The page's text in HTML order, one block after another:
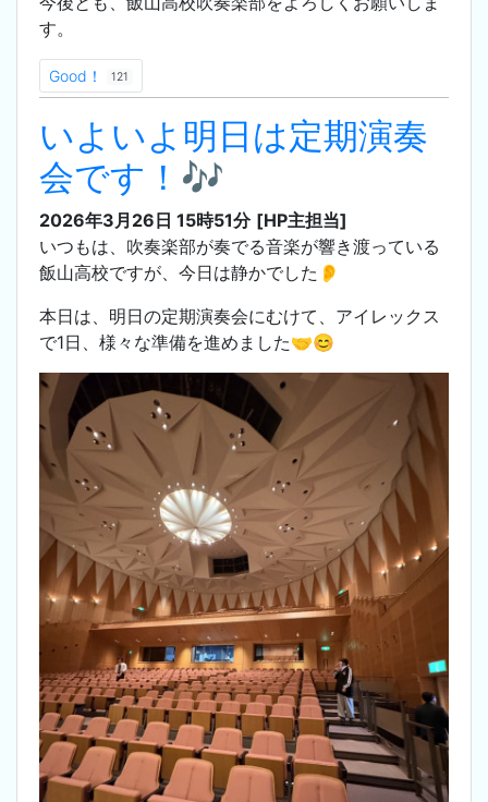
す。
Good！ 121
いよいよ明日は定期演奏
会です！🎶
2026年3月26日 15時51分 [HP主担当]
いつもは、吹奏楽部が奏でる音楽が響き渡っている
飯山高校ですが、今日は静かでした👂
本日は、明日の定期演奏会にむけて、アイレックス
で1日、様々な準備を進めました🤝😊